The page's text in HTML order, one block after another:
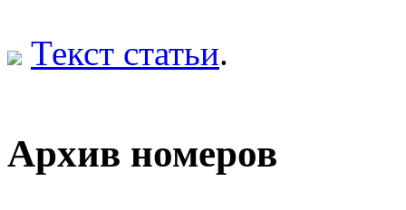
Текст статьи.
Архив номеров